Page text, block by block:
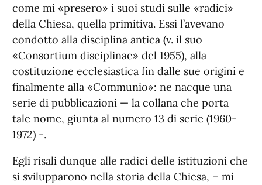
come mi «presero» i suoi studi sulle «radici»
della Chiesa, quella primitiva. Essi l’avevano
condotto alla disciplina antica (v. il suo
«Consortium disciplinae» del 1955), alla
costituzione ecclesiastica fin dalle sue origini e
finalmente alla «Communio»: ne nacque una
serie di pubblicazioni — la collana che porta
tale nome, giunta al numero 13 di serie (1960-
1972) -.
Egli risali dunque alle radici delle istituzioni che
si svilupparono nella storia della Chiesa, – mi